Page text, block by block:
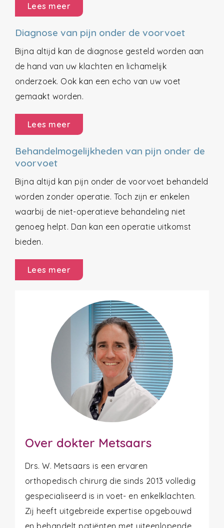
Lees meer
Diagnose van pijn onder de voorvoet
Bijna altijd kan de diagnose gesteld worden aan
de hand van uw klachten en lichamelijk
onderzoek. Ook kan een echo van uw voet
gemaakt worden.
Lees meer
Behandelmogelijkheden van pijn onder de
voorvoet
Bijna altijd kan pijn onder de voorvoet behandeld
worden zonder operatie. Toch zijn er enkelen
waarbij de niet-operatieve behandeling niet
genoeg helpt. Dan kan een operatie uitkomst
bieden.
Lees meer
Over dokter Metsaars
Drs. W. Metsaars is een ervaren
orthopedisch chirurg die sinds 2013 volledig
gespecialiseerd is in voet- en enkelklachten.
Zij heeft uitgebreide expertise opgebouwd